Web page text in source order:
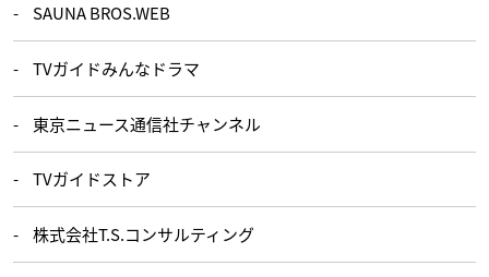
SAUNA BROS.WEB
TVガイドみんなドラマ
東京ニュース通信社チャンネル
TVガイドストア
株式会社T.S.コンサルティング